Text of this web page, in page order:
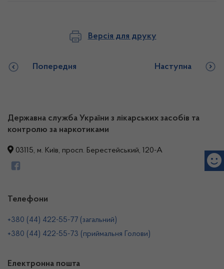
Версія для друку
Попередня Наступна
Державна служба України з лікарських засобів та
контролю за наркотиками
03115, м. Київ, просп. Берестейський, 120-А
Телефони
+380 (44) 422-55-77 (загальний)
+380 (44) 422-55-73 (приймальня Голови)
Електронна пошта